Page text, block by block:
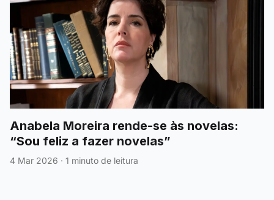
Anabela Moreira rende-se às novelas:
“Sou feliz a fazer novelas”
4 Mar 2026 · 1 minuto de leitura